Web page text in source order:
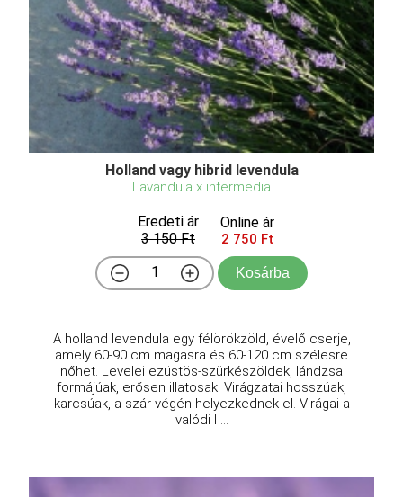
Holland vagy hibrid levendula
Lavandula x intermedia
Eredeti ár
3 150 Ft
Online ár
2 750 Ft
Kosárba
A holland levendula egy félörökzöld, évelő cserje,
amely 60-90 cm magasra és 60-120 cm szélesre
nőhet. Levelei ezüstös-szürkészöldek, lándzsa
formájúak, erősen illatosak. Virágzatai hosszúak,
karcsúak, a szár végén helyezkednek el. Virágai a
valódi l ...